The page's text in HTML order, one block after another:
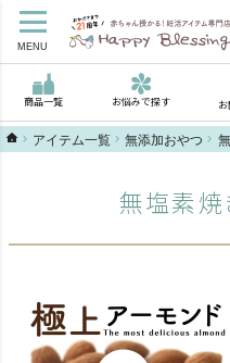
MENU
商品一覧 お悩みで探す
ハッピーブレッシングTOP
アイテム一覧 無添加おやつ
無塩素焼